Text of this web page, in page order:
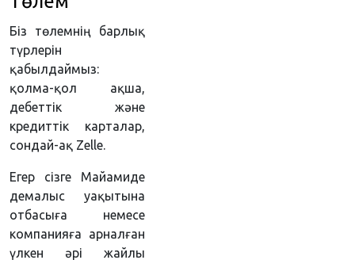
Біз төлемнің барлық
түрлерін
қабылдаймыз:
қолма-қол ақша,
дебеттік және
кредиттік карталар,
сондай-ақ Zelle.
Егер сізге Майамиде
демалыс уақытына
отбасыға немесе
компанияға арналған
үлкен әрі жайлы